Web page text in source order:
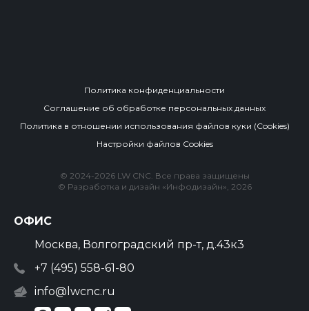
Политика конфиденциальности
Соглашение об обработке персональных данных
Политика в отношении использования файлов куки (Cookies)
Настройки файлов Cookies
© 2024-2026 LW CNC. Все права защищены
© Разработка и дизайн «Инфодизайн», 2026
ОФИС
Москва, Волгоградский пр-т, д.43к3
+7 (495) 558-61-80
info@lwcnc.ru